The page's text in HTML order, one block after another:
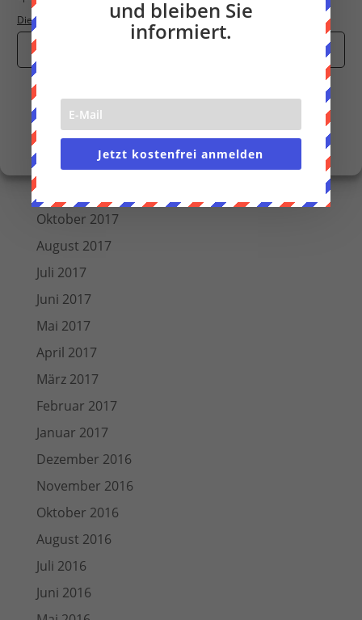
Dienste verwalten
Cookie-RichtlinieDatenschutzerklärungImpressum
Oktober 2018
September 2018
August 2018
Juli 2018
Juni 2018
März 2018
Dezember 2017
November 2017
Oktober 2017
August 2017
Juli 2017
Juni 2017
Mai 2017
April 2017
März 2017
Februar 2017
Januar 2017
Dezember 2016
November 2016
Oktober 2016
August 2016
Juli 2016
Juni 2016
und bleiben Sie
informiert.
Jetzt kostenfrei anmelden